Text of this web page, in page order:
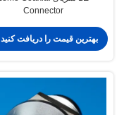
Connector
بهترین قیمت را دریافت کنید